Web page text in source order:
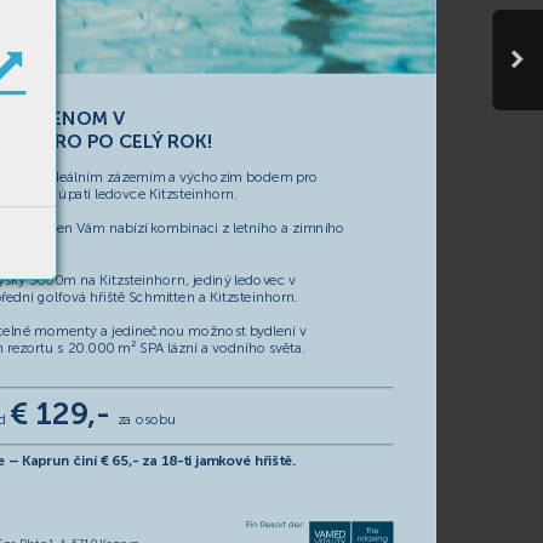
JENOM V
SK ORO PO CELÝ ROK!
je ideálním zázemím a výchozím bodem pro
na úpatí ledovce Kitzsteinhorn.
gr een Vám nabízí kombinaci z letního a zimního
šky 3000m na Kitzsteinhorn, jediný ledovec v
ední golfová hřiště Schmitten a Kitzsteinhorn.
elné momenty a jedinečnou možnost bydlení v
rezortu s 20.000 m² SPA lázní a vodního světa.
€ 129,- za osobu
– Kaprun činí € 65,- za 18-ti jamkové hřiště.